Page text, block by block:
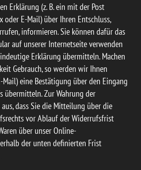
Erklärung (z. B. ein mit der Post
oder E-Mail) über Ihren Entschluss,
informieren. Sie können dafür das
auf unserer Internetseite verwenden
Erklärung übermitteln. Machen
Gebrauch, so werden wir Ihnen
Mail) eine Bestätigung über den Eingang
übermitteln. Zur Wahrung der
dass Sie die Mitteilung über die
vor Ablauf der Widerrufsfrist
über unser Online-
der unten definierten Frist